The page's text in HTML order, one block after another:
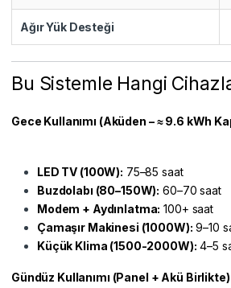
Ağır Yük Desteği
Bu Sistemle Hangi
Gece Kullanımı (Aküden – ≈ 9.6 kWh
LED TV (100W): 75–85 saat
Buzdolabı (80–150W): 60–70 saat
Modem + Aydınlatma: 100+ saat
Çamaşır Makinesi (1000W): 9–10
Küçük Klima (1500-2000W): 4–5
Gündüz Kullanımı (Panel + Akü